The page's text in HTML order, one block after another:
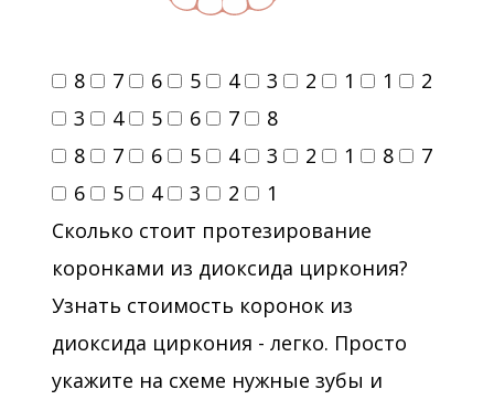
8 7 6 5 4 3 2 1 1
2
3
4 5 6 7
8
8
7 6 5 4 3 2 1 8
7
6
5 4 3 2
1
Сколько стоит протезирование
коронками из диоксида циркония?
Узнать стоимость коронок из
диоксида циркония - легко. Просто
укажите на схеме нужные зубы и